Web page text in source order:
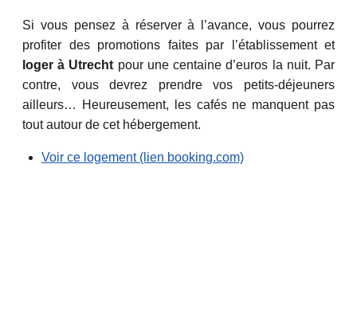
Si vous pensez à réserver à l’avance, vous pourrez
profiter des promotions faites par l’établissement et
loger à Utrecht pour une centaine d’euros la nuit. Par
contre, vous devrez prendre vos petits-déjeuners
ailleurs… Heureusement, les cafés ne manquent pas
tout autour de cet hébergement.
Voir ce logement (lien booking.com)